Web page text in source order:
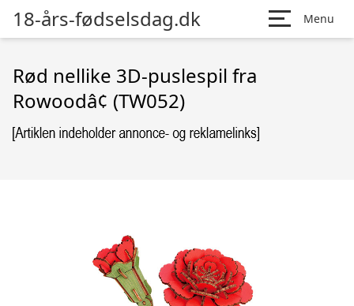
18-års-fødselsdag.dk Menu
Rød nellike 3D-puslespil fra
Rowoodâ¢ (TW052)